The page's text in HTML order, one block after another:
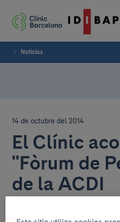
Noticias
14 de octubre del 2014
El Clínic
"Fòrum de
de la ACDI